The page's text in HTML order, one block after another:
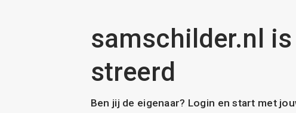
samschilder.nl
streerd
Ben jij de eigenaar? Login en start met